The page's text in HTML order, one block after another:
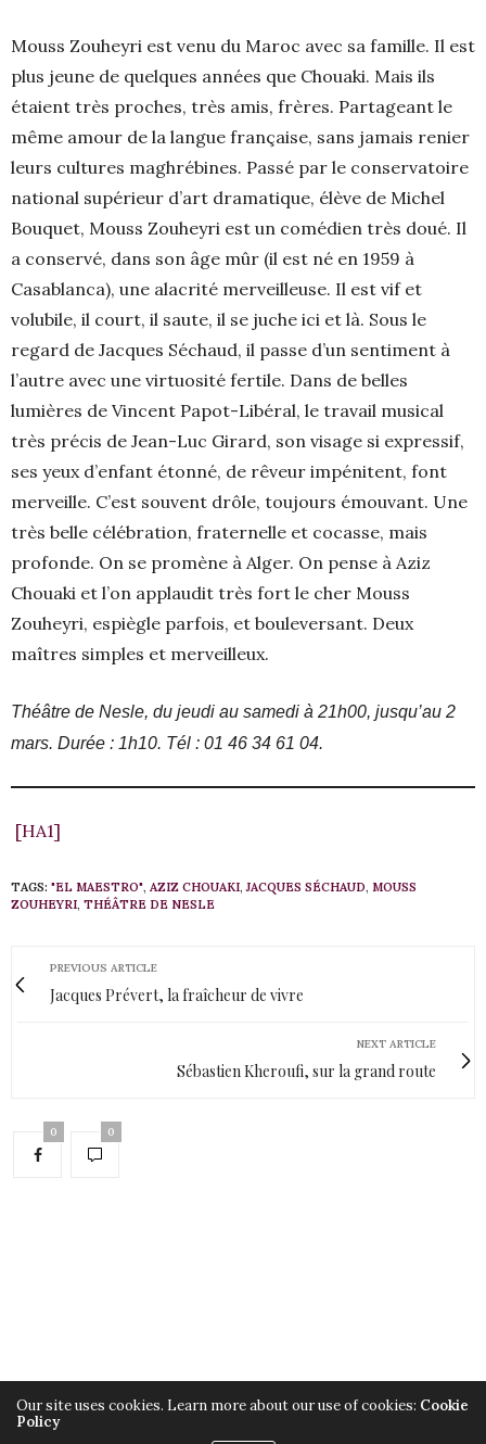
Mouss Zouheyri est venu du Maroc avec sa famille. Il est
plus jeune de quelques années que Chouaki. Mais ils
étaient très proches, très amis, frères. Partageant le
même amour de la langue française, sans jamais renier
leurs cultures maghrébines. Passé par le conservatoire
national supérieur d’art dramatique, élève de Michel
Bouquet, Mouss Zouheyri est un comédien très doué. Il
a conservé, dans son âge mûr (il est né en 1959 à
Casablanca), une alacrité merveilleuse. Il est vif et
volubile, il court, il saute, il se juche ici et là. Sous le
regard de Jacques Séchaud, il passe d’un sentiment à
l’autre avec une virtuosité fertile. Dans de belles
lumières de Vincent Papot-Libéral, le travail musical
très précis de Jean-Luc Girard, son visage si expressif,
ses yeux d’enfant étonné, de rêveur impénitent, font
merveille. C’est souvent drôle, toujours émouvant. Une
très belle célébration, fraternelle et cocasse, mais
profonde. On se promène à Alger. On pense à Aziz
Chouaki et l’on applaudit très fort le cher Mouss
Zouheyri, espiègle parfois, et bouleversant. Deux
maîtres simples et merveilleux.
Théâtre de Nesle, du jeudi au samedi à 21h00, jusqu’au 2
mars. Durée : 1h10. Tél : 01 46 34 61 04.
[HA1]
TAGS: "EL MAESTRO", AZIZ CHOUAKI,JACQUES SÉCHAUD, MOUSS
ZOUHEYRI, THÉÂTRE DE NESLE
PREVIOUS ARTICLE
Jacques Prévert, la fraîcheur de vivre
NEXT ARTICLE
Sébastien Kheroufi, sur la grand route
0 0
Our site uses cookies. Learn more about our use of cookies: Cookie
Policy